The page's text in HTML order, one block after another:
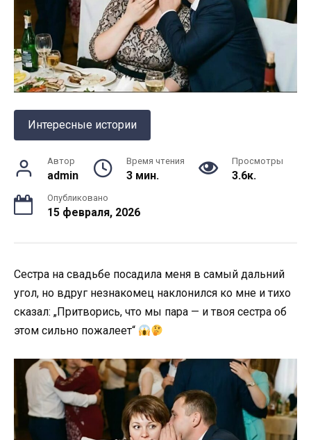
Интересные истории
Автор
admin
Время чтения
3 мин.
Просмотры
3.6к.
Опубликовано
15 февраля, 2026
Сестра на свадьбе посадила меня в самый дальний
угол, но вдруг незнакомец наклонился ко мне и тихо
сказал: „Притворись, что мы пара — и твоя сестра об
этом сильно пожалеет“